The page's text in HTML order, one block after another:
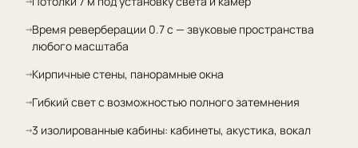
Время реверберации 0.7 с — звуковые пространства
любого масштаба
Кирпичные стены, панорамные окна
Гибкий свет с возможностью полного затемнения
3 изолированные кабины: кабинеты, акустика, вокал